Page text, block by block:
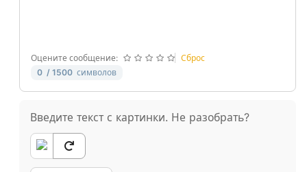
Оцените сообщение:
Сброс
0 / 1500 символов
Введите текст с картинки. Не разобрать?